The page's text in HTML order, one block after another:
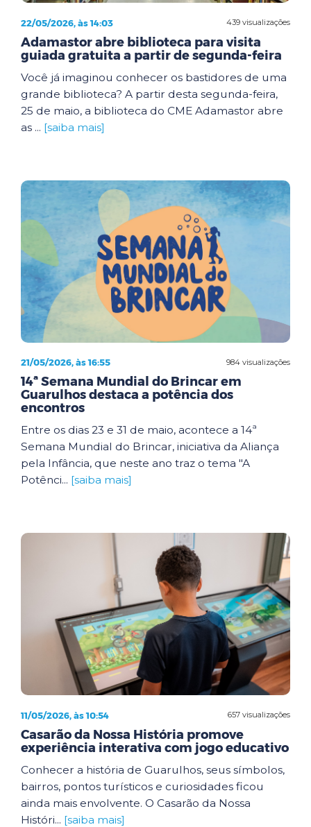
439 visualizações
22/05/2026, às 14:03
Adamastor abre biblioteca para visita
guiada gratuita a partir de segunda-feira
Você já imaginou conhecer os bastidores de uma
grande biblioteca? A partir desta segunda-feira,
25 de maio, a biblioteca do CME Adamastor abre
as ... [saiba mais]
984 visualizações
21/05/2026, às 16:55
14ª Semana Mundial do Brincar em
Guarulhos destaca a potência dos
encontros
Entre os dias 23 e 31 de maio, acontece a 14ª
Semana Mundial do Brincar, iniciativa da Aliança
pela Infância, que neste ano traz o tema "A
Potênci... [saiba mais]
657 visualizações
11/05/2026, às 10:54
Casarão da Nossa História promove
experiência interativa com jogo educativo
Conhecer a história de Guarulhos, seus símbolos,
bairros, pontos turísticos e curiosidades ficou
ainda mais envolvente. O Casarão da Nossa
Históri... [saiba mais]